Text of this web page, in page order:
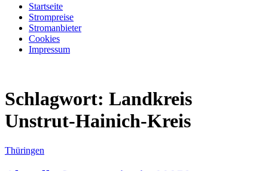
Startseite
Strompreise
Stromanbieter
Cookies
Impressum
Schlagwort: Landkreis
Unstrut-Hainich-Kreis
Thüringen